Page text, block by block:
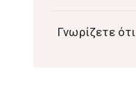
Γνωρίζετε ότι